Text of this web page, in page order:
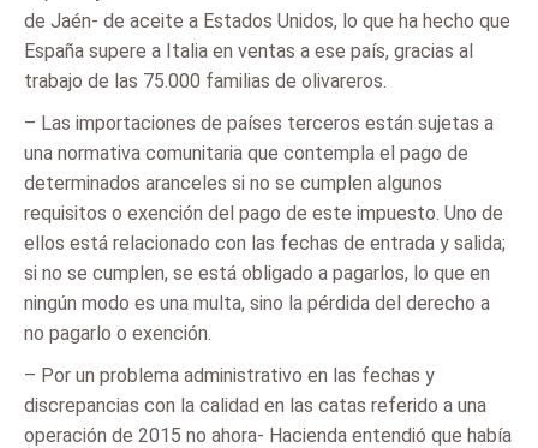
de Jaén- de aceite a Estados Unidos, lo que ha hecho que
España supere a Italia en ventas a ese país, gracias al
trabajo de las 75.000 familias de olivareros.
– Las importaciones de países terceros están sujetas a
una normativa comunitaria que contempla el pago de
determinados aranceles si no se cumplen algunos
requisitos o exención del pago de este impuesto. Uno de
ellos está relacionado con las fechas de entrada y salida;
si no se cumplen, se está obligado a pagarlos, lo que en
ningún modo es una multa, sino la pérdida del derecho a
no pagarlo o exención.
– Por un problema administrativo en las fechas y
discrepancias con la calidad en las catas referido a una
operación de 2015 no ahora- Hacienda entendió que había